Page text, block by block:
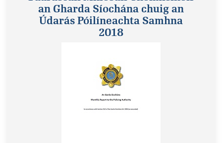
an Gharda Síochána chuig an
Údarás Póilíneachta Samhna
2018